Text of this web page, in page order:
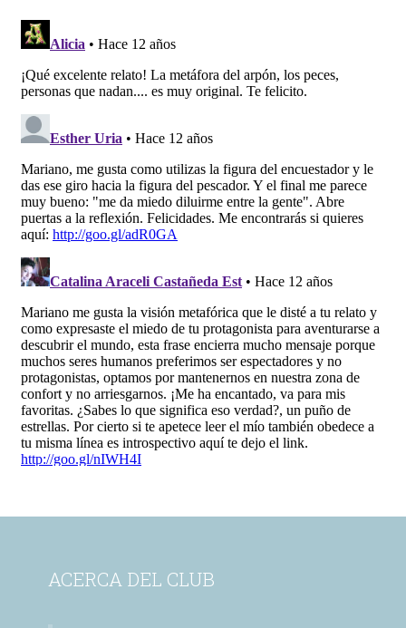
ACERCA DEL CLUB